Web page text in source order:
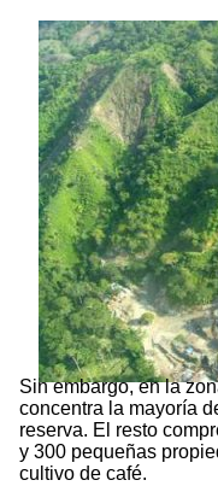
Sin embargo, en la
concentra la mayoría
reserva. El resto
y 300 pequeñas
cultivo de café.